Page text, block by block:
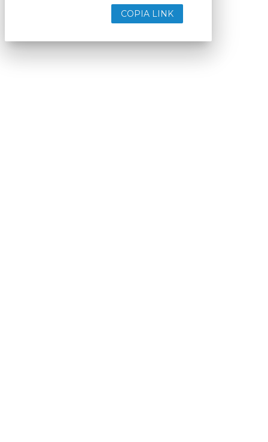
COPIA LINK